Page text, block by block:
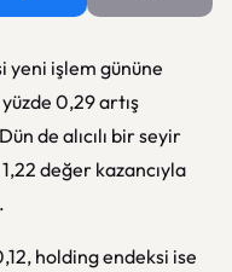
yeni işlem gününe
0,29 artış
de alıcılı bir seyir
değer kazancıyla
holding endeksi ise